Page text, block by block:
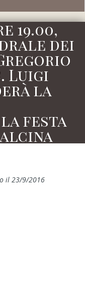
19.00,
dei
Luigi
la
festa
il 23/9/2016